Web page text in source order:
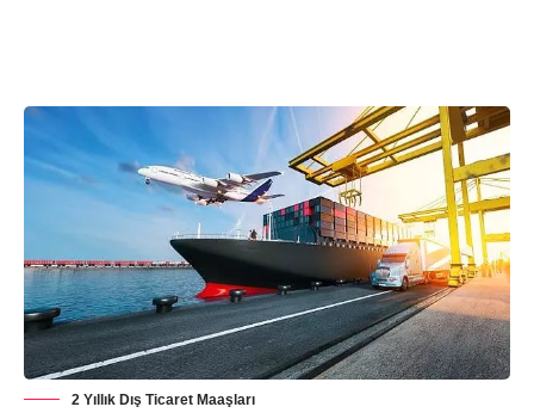
2 Yıllık Dış Ticaret Maaşları